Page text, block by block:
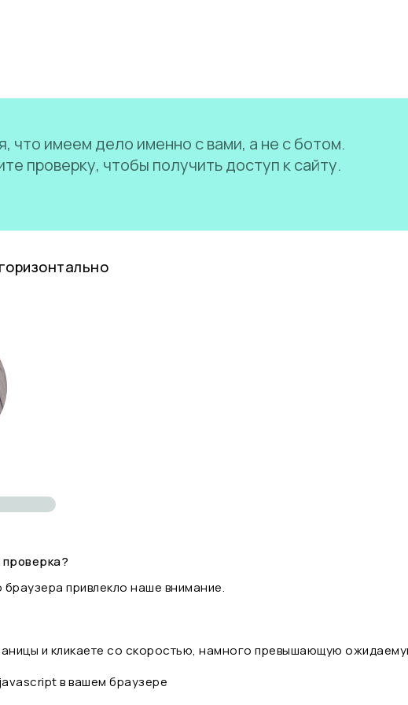
что имеем дело именно с вами, а не с ботом.
проверку, чтобы получить доступ к сайту.
привлекло наше внимание.
и кликаете со скоростью, намного превышающую
в вашем браузере